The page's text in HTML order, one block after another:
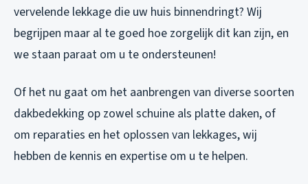
vervelende lekkage die uw huis binnendringt? Wij
begrijpen maar al te goed hoe zorgelijk dit kan zijn, en
we staan paraat om u te ondersteunen!
Of het nu gaat om het aanbrengen van diverse soorten
dakbedekking op zowel schuine als platte daken, of
om reparaties en het oplossen van lekkages, wij
hebben de kennis en expertise om u te helpen.